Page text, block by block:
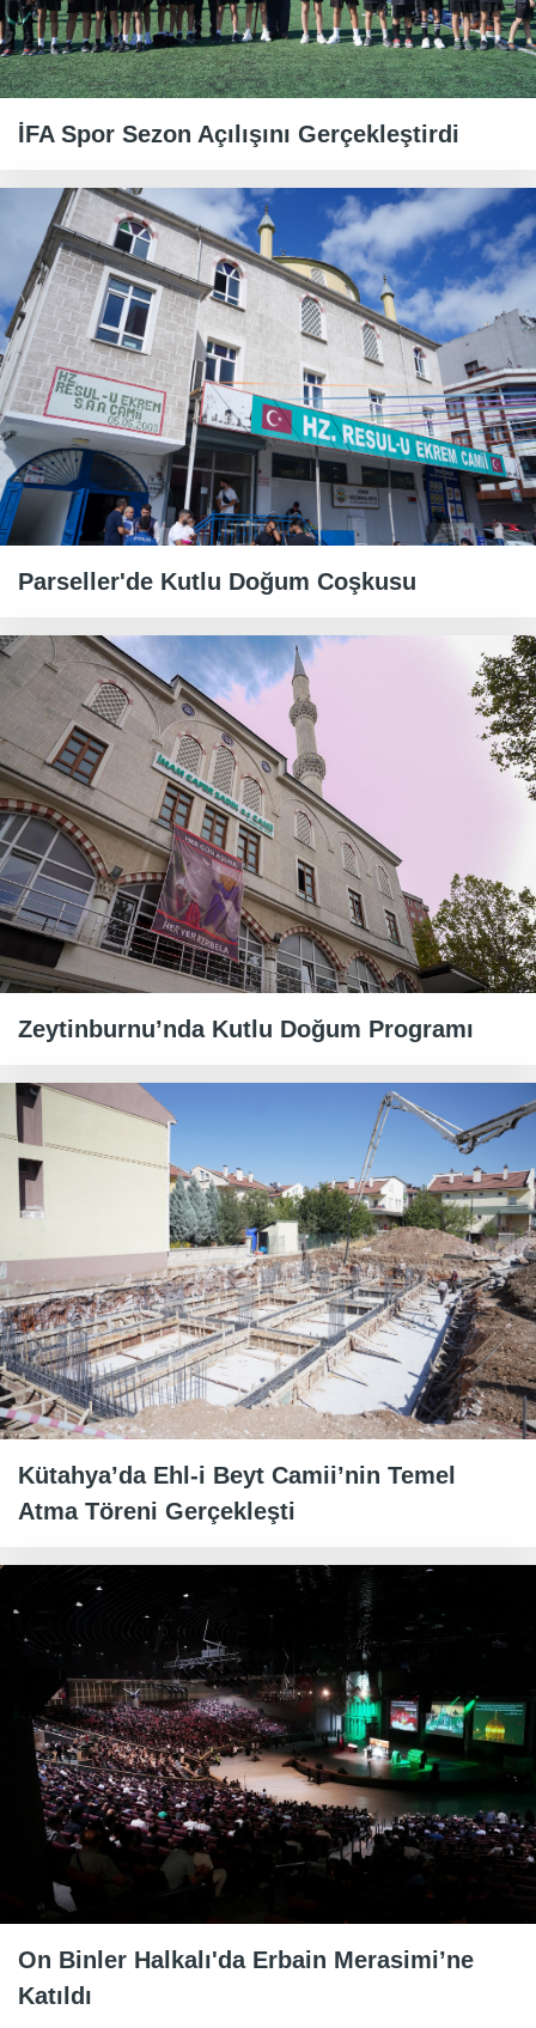
İFA Spor Sezon Açılışını Gerçekleştirdi
​​​​​​​Parseller'de Kutlu Doğum Coşkusu
Zeytinburnu’nda Kutlu Doğum Programı
Kütahya’da Ehl-i Beyt Camii’nin Temel
Atma Töreni Gerçekleşti
On Binler Halkalı'da Erbain Merasimi’ne
Katıldı